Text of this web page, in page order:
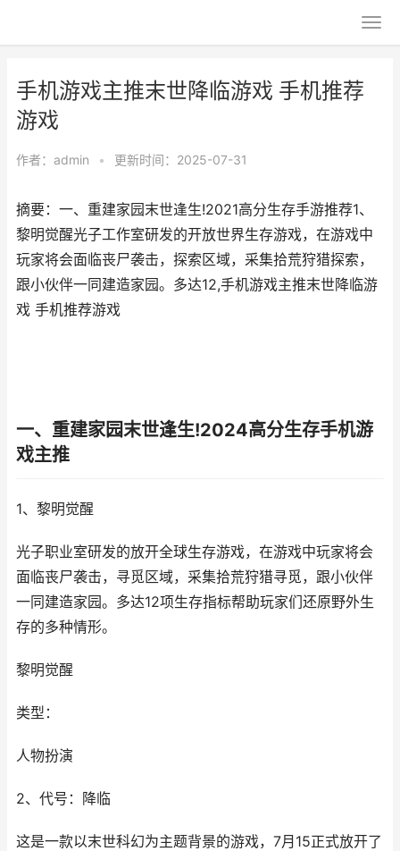
手机游戏主推末世降临游戏 手机推荐
游戏
作者： admin • 更新时间：2025-07-31
摘要：一、重建家园末世逢生!2021高分生存手游推荐1、
黎明觉醒光子工作室研发的开放世界生存游戏，在游戏中
玩家将会面临丧尸袭击，探索区域，采集拾荒狩猎探索，
跟小伙伴一同建造家园。多达12,手机游戏主推末世降临游
戏 手机推荐游戏
一、重建家园末世逢生!2024高分生存手机游
戏主推
1、黎明觉醒
光子职业室研发的放开全球生存游戏，在游戏中玩家将会
面临丧尸袭击，寻觅区域，采集拾荒狩猎寻觅，跟小伙伴
一同建造家园。多达12项生存指标帮助玩家们还原野外生
存的多种情形。
黎明觉醒
类型：
人物扮演
2、代号：降临
这是一款以末世科幻为主题背景的游戏，7月15正式放开了